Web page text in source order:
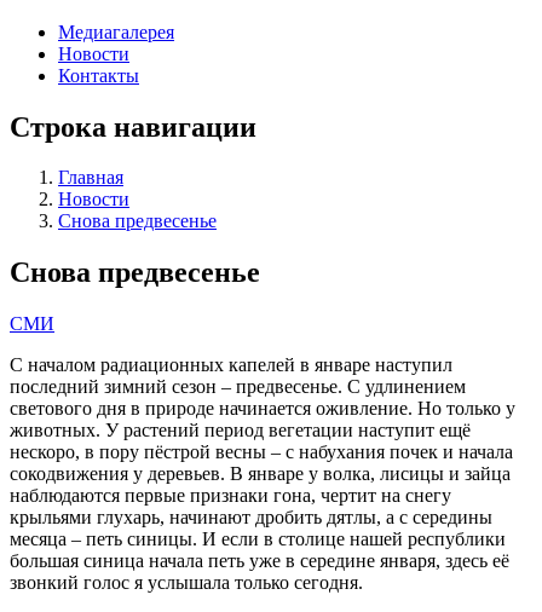
Медиагалерея
Новости
Контакты
Строка навигации
Главная
Новости
Снова предвесенье
Снова предвесенье
СМИ
С началом радиационных капелей в январе наступил
последний зимний сезон – предвесенье. С удлинением
светового дня в природе начинается оживление. Но только у
животных. У растений период вегетации наступит ещё
нескоро, в пору пёстрой весны – с набухания почек и начала
сокодвижения у деревьев. В январе у волка, лисицы и зайца
наблюдаются первые признаки гона, чертит на снегу
крыльями глухарь, начинают дробить дятлы, а с середины
месяца – петь синицы. И если в столице нашей республики
большая синица начала петь уже в середине января, здесь её
звонкий голос я услышала только сегодня.